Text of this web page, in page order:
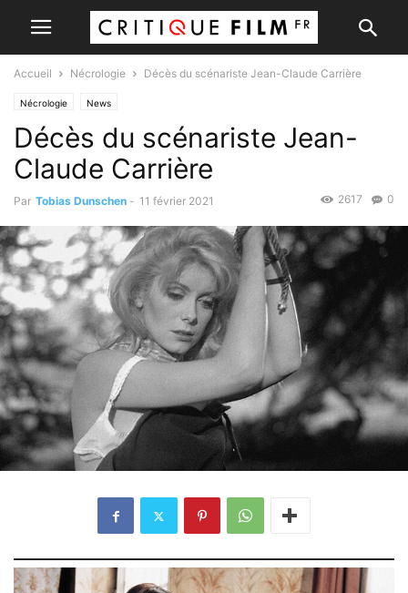
Accueil Nécrologie Décès du scénariste Jean-Claude Carrière
Nécrologie News
Décès du scénariste Jean-
Claude Carrière
Par Tobias Dunschen - 11 février 2021 0
2617